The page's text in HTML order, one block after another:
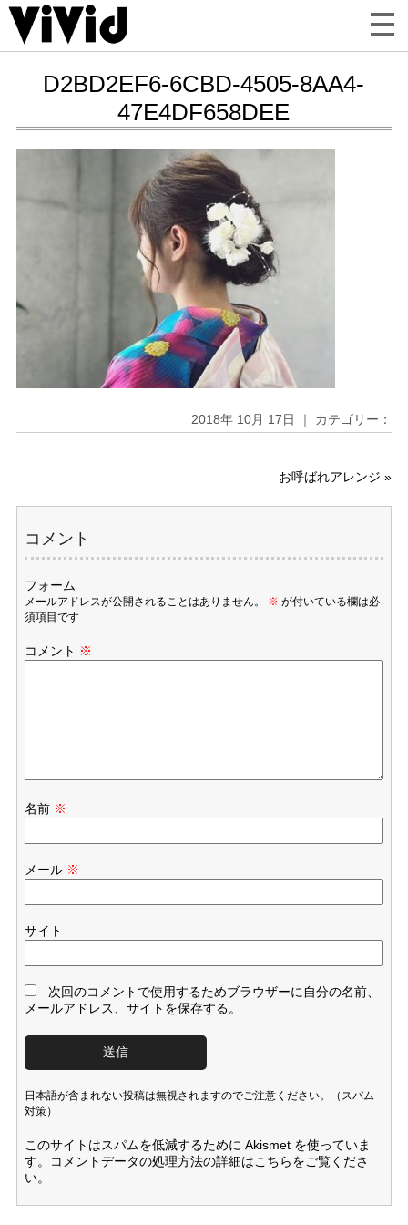
D2BD2EF6-6CBD-4505-8AA4-
47E4DF658DEE
2018年 10月 17日 ｜ カテゴリー：
お呼ばれアレンジ »
コメント
フォーム
メールアドレスが公開されることはありません。 ※ が付いている欄は必
須項目です
コメント ※
名前 ※
メール ※
サイト
次回のコメントで使用するためブラウザーに自分の名前、
メールアドレス、サイトを保存する。
日本語が含まれない投稿は無視されますのでご注意ください。（スパム
対策）
このサイトはスパムを低減するために Akismet を使っていま
す。
コメントデータの処理方法の詳細はこちらをご覧くださ
い。